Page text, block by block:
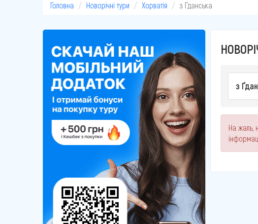
Головна Новорічні тури Хорватія з Ґданська
з
На жаль,